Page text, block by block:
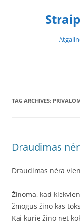
TAG ARCHIVES:
Draudimas
Draudimas nėra
Žinoma, kad
žmogus žino kas
Kai kurie žino net